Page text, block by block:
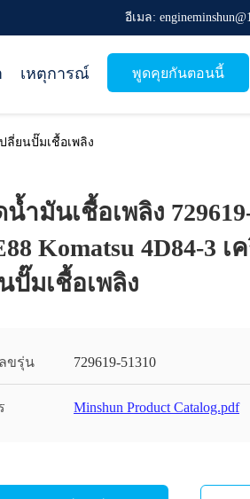
อีเมล:
เหตุการณ์ พูดคุยกันตอนนี้
ปลี่ยนปั๊มเชื้อเพลิง
ำมันเชื้อเพลิง
Komatsu 4D84-3
ปั๊มเชื้อเพลิง
ขรุ่น 729619-51310
Minshun Product Catalog.pdf